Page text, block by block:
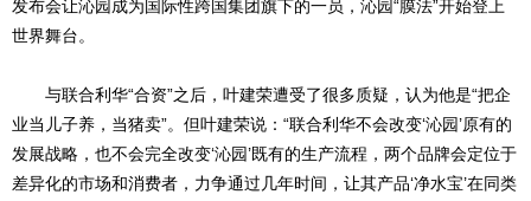
发布会让沁园成为国际性跨国集团旗下的一员，沁园“膜法”开始登上
世界舞台。
与联合利华“合资”之后，叶建荣遭受了很多质疑，认为他是“把企
业当儿子养，当猪卖”。但叶建荣说：“联合利华不会改变‘沁园’原有的
发展战略，也不会完全改变‘沁园’既有的生产流程，两个品牌会定位于
差异化的市场和消费者，力争通过几年时间，让其产品‘净水宝’在同类